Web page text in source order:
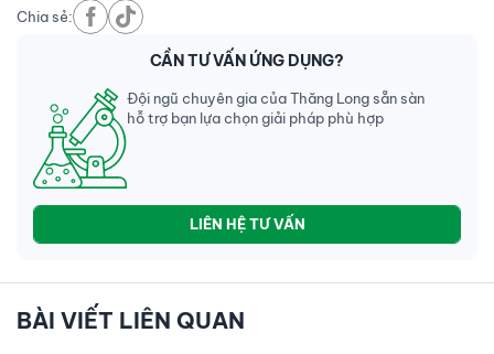
Chia sẻ:
CẦN TƯ VẤN ỨNG DỤNG?
Đội ngũ chuyên gia của Thăng Long sẵn sàn
hỗ trợ bạn lựa chọn giải pháp phù hợp
LIÊN HỆ TƯ VẤN
BÀI VIẾT LIÊN QUAN